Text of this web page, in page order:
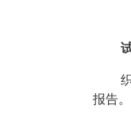
试
织物
报告。